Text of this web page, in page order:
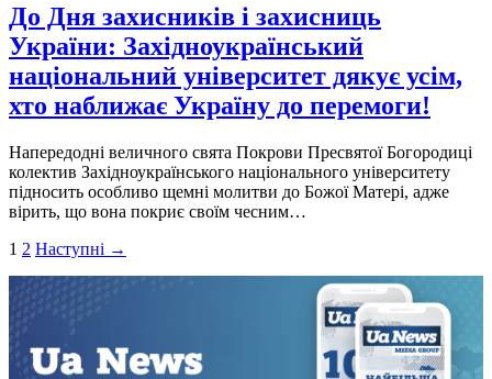
До Дня захисників і захисниць
України: Західноукраїнський
національний університет дякує усім,
хто наближає Україну до перемоги!
Напередоднi величного свята Покрови Пресвятої Богородицi
колектив Захiдноукраїнського нацiонального унiверситету
пiдносить особливо щемнi молитви до Божої Матерi, адже
вiрить, що вона покриє своїм чесним…
Пагінація
записів
1 2 Наступні →